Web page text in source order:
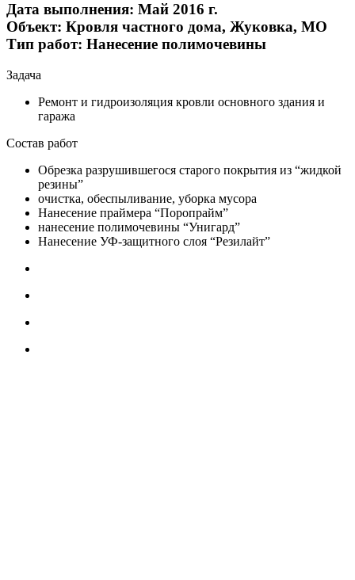
Дата выполнения: Май 2016 г.
Объект: Кровля частного дома, Жуковка, МО
Тип работ: Нанесение полимочевины
Задача
Ремонт и гидроизоляция кровли основного здания и
гаража
Состав работ
Обрезка разрушившегося старого покрытия из “жидкой
резины”
очистка, обеспыливание, уборка мусора
Нанесение праймера “Поропрайм”
нанесение полимочевины “Унигард”
Нанесение УФ-защитного слоя “Резилайт”